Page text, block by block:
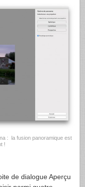
: la fusion panoramique est
!
de dialogue Aperçu